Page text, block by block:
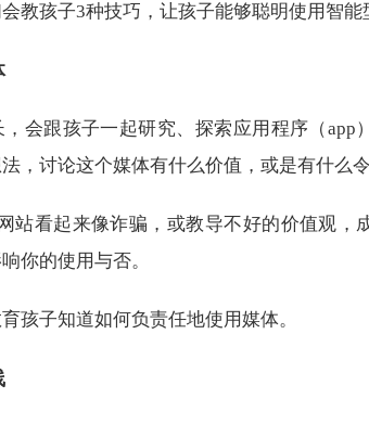
教孩子3种技巧，让孩子能够聪明使用智能
会跟孩子一起研究、探索应用程序（
，讨论这个媒体有什么价值，或是有什么
站看起来像诈骗，或教导不好的价值观
你的使用与否。
孩子知道如何负责任地使用媒体。